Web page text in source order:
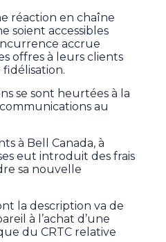
réaction en chaîne
soient accessibles
accrue
offres à leurs clients
se sont heurtées à la
au
à Bell Canada, à
eut introduit des frais
sa nouvelle
la description va de
à l’achat d’une
du CRTC relative